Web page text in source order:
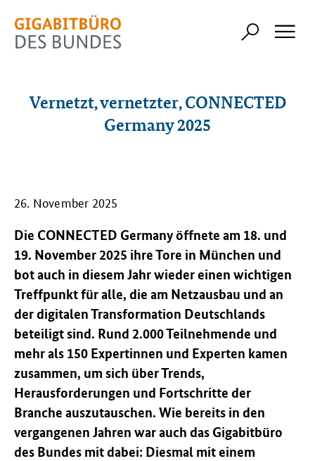
Vernetzt, vernetzter, CONNECTED
Germany 2025
26. November 2025
Die CONNECTED Germany öffnete am 18. und
19. November 2025 ihre Tore in München und
bot auch in diesem Jahr wieder einen wichtigen
Treffpunkt für alle, die am Netzausbau und an
der digitalen Transformation Deutschlands
beteiligt sind. Rund 2.000 Teilnehmende und
mehr als 150 Expertinnen und Experten kamen
zusammen, um sich über Trends,
Herausforderungen und Fortschritte der
Branche auszutauschen. Wie bereits in den
vergangenen Jahren war auch das Gigabitbüro
des Bundes mit dabei: Diesmal mit einem